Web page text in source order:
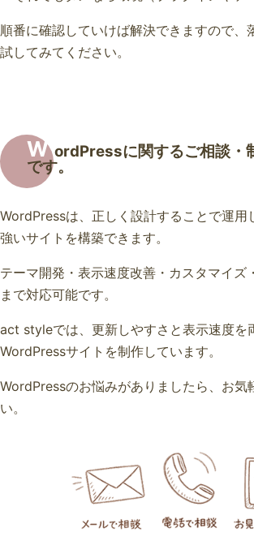
順番に確認していけば解決できますので、
試してみてください。
W ordPressに関するご相談・
です。
WordPressは、正しく設計することで運用
強いサイトを構築できます。
テーマ開発・表示速度改善・カスタマイズ
まで対応可能です。
act styleでは、更新しやすさと表示速度を
WordPressサイトを制作しています。
WordPressのお悩みがありましたら、お気
い。